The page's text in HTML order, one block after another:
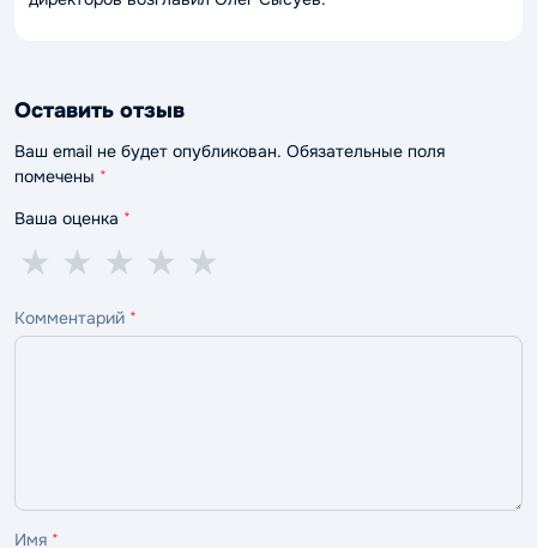
Оставить отзыв
Ваш email не будет опубликован. Обязательные поля
помечены *
Ваша оценка *
5
—
★
4
—
★
3
—
★
2
—
★
1
—
★
Комментарий *
Имя *